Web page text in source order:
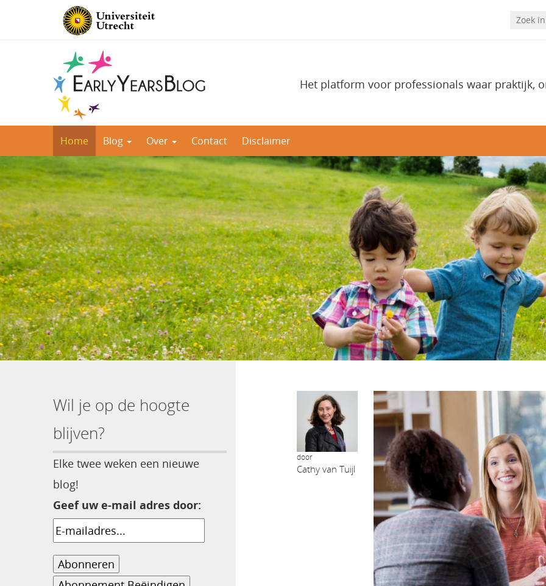
Het platform voor professionals waar praktijk,
naar
het
inhoud
Home Blog Over Contact Disclaimer
Wil je op de hoogte
blijven?
Elke twee weken een nieuwe
blog!
Geef uw e-mail adres door:
door
Cathy van Tuijl